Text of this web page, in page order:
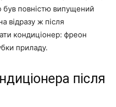
був повністю випущений
відразу ж після
кондиціонер: фреон
приладу.
після